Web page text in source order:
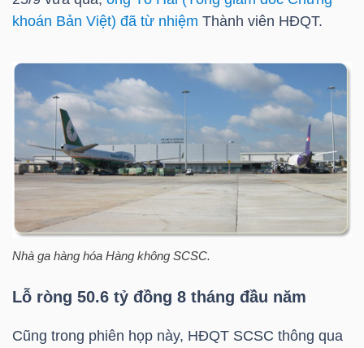
khoán Bản Việt) đã từ nhiệm Thành viên HĐQT.
Nhà ga hàng hóa Hàng không SCSC.
Lỗ ròng 50.6 tỷ đồng 8 tháng đầu năm
Cũng trong phiên họp này, HĐQT SCSC thông qua
MÔ
NGÀNH
DOANH
PHIẾU